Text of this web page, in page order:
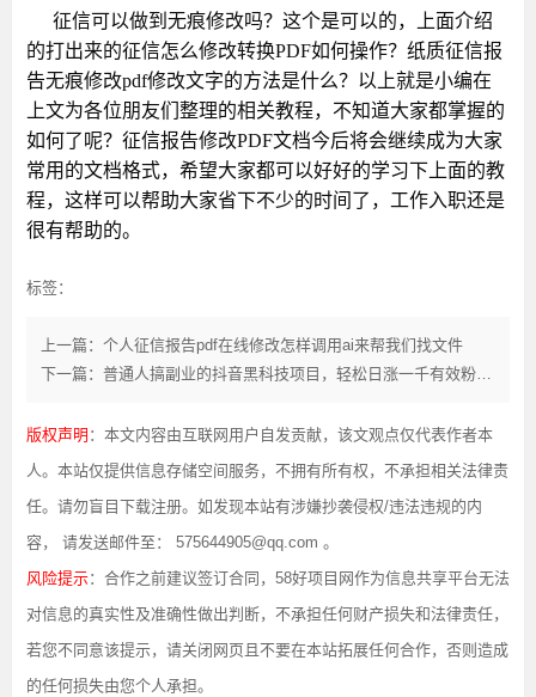
征信可以做到无痕修改吗？这个是可以的，上面介绍
的打出来的征信怎么修改转换PDF如何操作？纸质征信报
告无痕修改pdf修改文字的方法是什么？以上就是小编在
上文为各位朋友们整理的相关教程，不知道大家都掌握的
如何了呢？征信报告修改PDF文档今后将会继续成为大家
常用的文档格式，希望大家都可以好好的学习下上面的教
程，这样可以帮助大家省下不少的时间了，工作入职还是
很有帮助的。
标签：
上一篇：个人征信报告pdf在线修改怎样调用ai来帮我们找文件
下一篇：普通人搞副业的抖音黑科技项目，轻松日涨一千有效粉丝，快手直播间挂铁人气互动评论收藏短视频转发点赞软件免费送，招募合伙人
版权声明 ：本文内容由互联网用户自发贡献，该文观点仅代表作者本
人。本站仅提供信息存储空间服务，不拥有所有权，不承担相关法律责
任。请勿盲目下载注册。如发现本站有涉嫌抄袭侵权/违法违规的内
容， 请发送邮件至： 575644905@qq.com 。
风险提示：合作之前建议签订合同，58好项目网作为信息共享平台无法
对信息的真实性及准确性做出判断，不承担任何财产损失和法律责任，
若您不同意该提示，请关闭网页且不要在本站拓展任何合作，否则造成
的任何损失由您个人承担。